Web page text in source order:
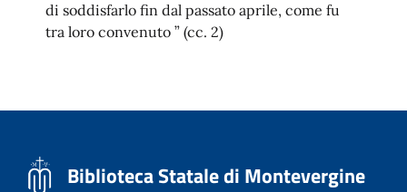
di soddisfarlo fin dal passato aprile, come fu
tra loro convenuto ” (cc. 2)
Biblioteca Statale di Montevergine